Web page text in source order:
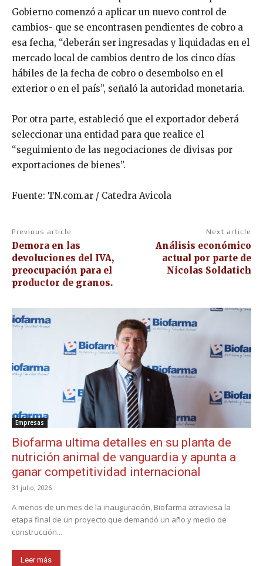
Gobierno comenzó a aplicar un nuevo control de
cambios- que se encontrasen pendientes de cobro a
esa fecha, “deberán ser ingresadas y liquidadas en el
mercado local de cambios dentro de los cinco días
hábiles de la fecha de cobro o desembolso en el
exterior o en el país”, señaló la autoridad monetaria.
Por otra parte, estableció que el exportador deberá
seleccionar una entidad para que realice el
“seguimiento de las negociaciones de divisas por
exportaciones de bienes”.
Fuente: TN.com.ar / Catedra Avicola
Previous article
Demora en las
devoluciones del IVA,
preocupación para el
productor de granos.
Next article
Análisis económico
actual por parte de
Nicolas Soldatich
Empresas
Biofarma ultima detalles en su planta de
nutrición animal de vanguardia y apunta a
ganar competitividad internacional
31 julio, 2026
A menos de un mes de la inauguración, Biofarma atraviesa la
etapa final de un proyecto que demandó un año y medio de
construcción...
Leer más